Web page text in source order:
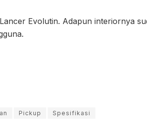
Evolutin. Adapun interiornya
Pickup Spesifikasi